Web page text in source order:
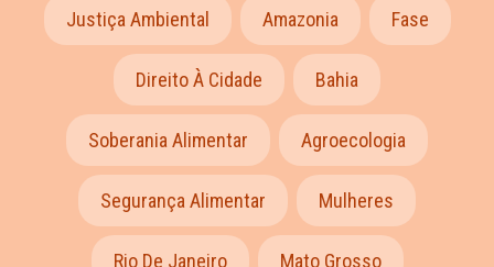
Justiça Ambiental Amazonia Fase
Direito À Cidade Bahia
Soberania Alimentar Agroecologia
Segurança Alimentar Mulheres
Rio De Janeiro Mato Grosso